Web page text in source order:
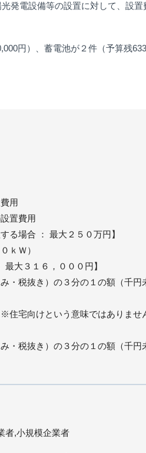
発電設備等の設置に対して、設置
円）、蓄電池が２件（予算残
用
置費用
る場合 ： 最大２５０万円】
ｋＷ）
最大３１６，０００円】
・税抜き）の３分の１の額（千
※住宅向けという意味ではありませ
・税抜き）の３分の１の額（千
者,小規模企業者